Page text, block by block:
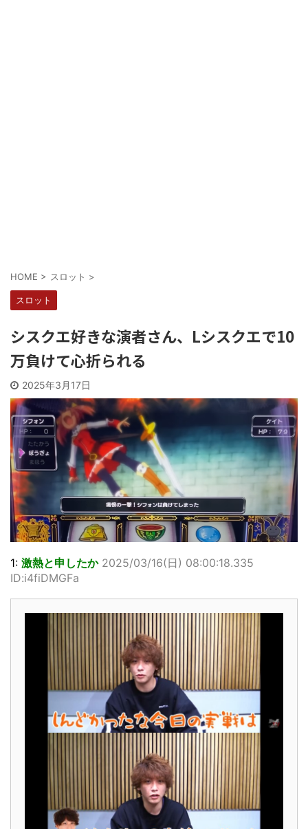
HOME > スロット >
スロット
シスクエ好きな演者さん、Lシスクエで10
万負けて心折られる
2025年3月17日
1: 激熱と申したか 2025/03/16(日) 08:00:18.335
ID:i4fiDMGFa